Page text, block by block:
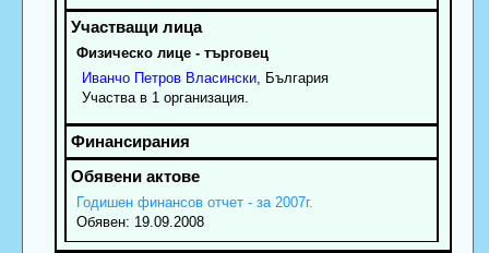
Физическо лице - търговец
Иванчо Петров Власински, България
Участва в 1 организация.
Годишен финансов отчет - за 2007г.
Обявен: 19.09.2008